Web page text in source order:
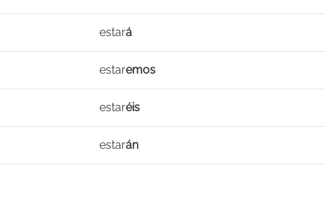
estará
estaremos
estaréis
estarán